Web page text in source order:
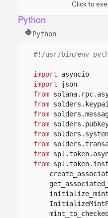
Click to
Python
Python
#!/usr/bin/env
import
asyncio
import
json
from
from
from
from
from
from
from
from